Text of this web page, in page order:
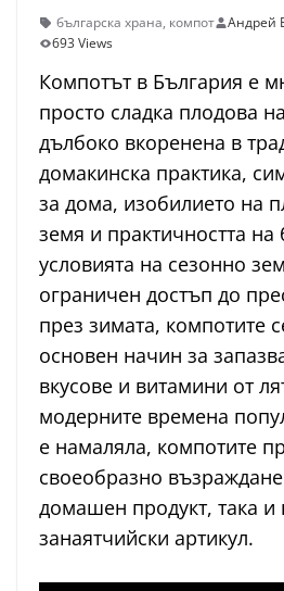
българска храна, компот Андрей
693 Views
Компотът в България е
просто сладка плодова
дълбоко вкоренена в
домакинска практика,
за дома, изобилието на
земя и практичността
условията на сезонно
ограничен достъп до
през зимата, компотите
основен начин за
вкусове и витамини от
модерните времена
е намаляла, компотите
своеобразно възраждане
домашен продукт, така и
занаятчийски артикул.